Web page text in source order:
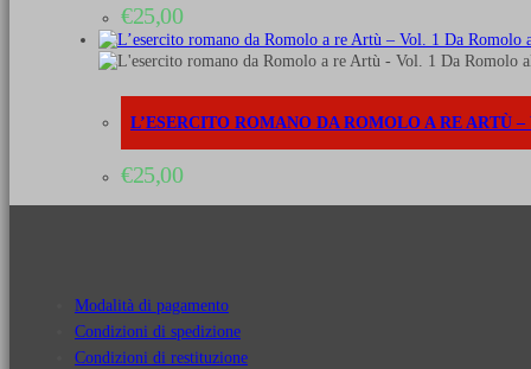
€25,00
L’ESERCITO ROMANO DA ROMOLO A RE ARTÙ
€25,00
Modalità di pagamento
Condizioni di spedizione
Condizioni di restituzione